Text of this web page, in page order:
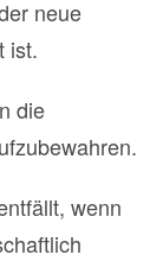
neue
ist.
die
wenn